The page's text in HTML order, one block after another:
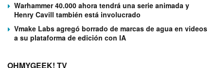
Warhammer 40.000 ahora tendrá una serie animada y
Henry Cavill también está involucrado
Vmake Labs agregó borrado de marcas de agua en videos
a su plataforma de edición con IA
OHMYGEEK! TV